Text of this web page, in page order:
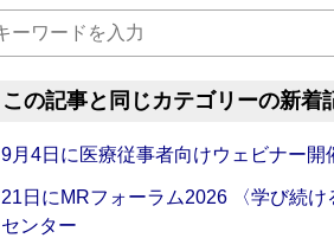
この記事と同じカテゴリーの新着
9月4日に医療従事者向けウェビナー
21日にMRフォーラム2026 〈学び続
センター